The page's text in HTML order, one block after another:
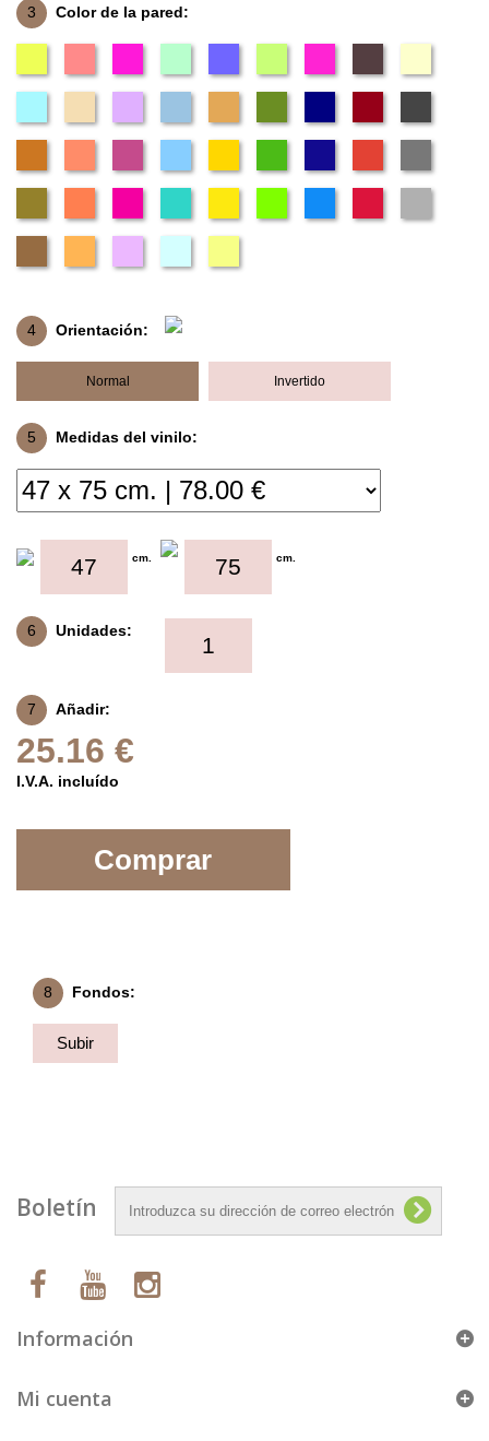
3 Color de la pared:
4 Orientación:
Normal Invertido
5 Medidas del vinilo:
cm. cm.
6 Unidades:
7 Añadir:
25.16 €
I.V.A. incluído
Comprar
8 Fondos:
Subir
Boletín
Información
Mi cuenta